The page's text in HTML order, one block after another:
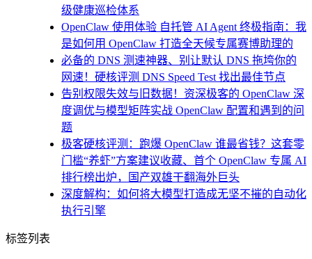
级健康巡检体系
OpenClaw 使用体验 自托管 AI Agent 终极指南：我
是如何用 OpenClaw 打造全天候专属赛博助理的
必备的 DNS 测速神器、别让默认 DNS 拖垮你的
网速！硬核评测 DNS Speed Test 找出最佳节点
告别权限失效与旧数据！资深极客的 OpenClaw 深
度调优与模型矩阵实战 OpenClaw 配置和遇到的问
题
极客硬核评测：跑爆 OpenClaw 谁最省钱？这套零
门槛“养虾”方案建议收藏、首个 OpenClaw 专属 AI
排行榜出炉，国产双雄干翻海外巨头
深度解构：如何将大模型打造成无坚不摧的自动化
执行引擎
标签列表